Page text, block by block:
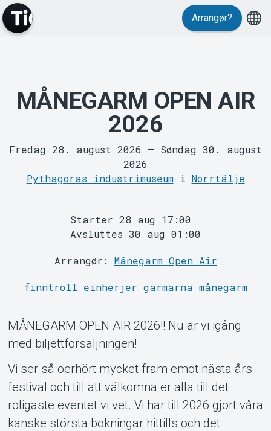
Support
Arrangør?
MÅNEGARM OPEN AIR
2026
Fredag 28. august 2026 – Søndag 30. august
2026
Pythagoras industrimuseumi Norrtälje
Starter 28 aug 17:00
Avsluttes 30 aug 01:00
Arrangør: Månegarm Open Air
finntroll einherjer garmarna månegarm
MÅNEGARM OPEN AIR 2026!! Nu är vi igång
med biljettförsäljningen!
Vi ser så oerhört mycket fram emot nästa års
festival och till att välkomna er alla till det
roligaste eventet vi vet. Vi har till 2026 gjort våra
kanske största bokningar hittills och det